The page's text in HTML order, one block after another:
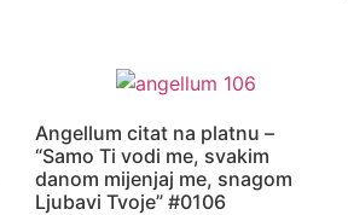
Angellum citat na platnu –
“Samo Ti vodi me, svakim
danom mijenjaj me, snagom
Ljubavi Tvoje” #0106